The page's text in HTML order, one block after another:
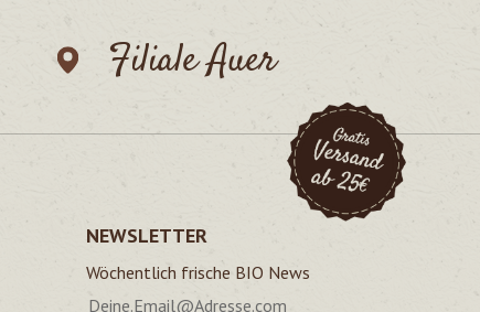
Filiale Auer
NEWSLETTER
Wöchentlich frische BIO News